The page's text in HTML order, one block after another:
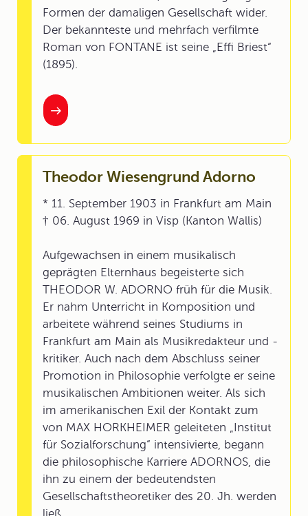
Formen der damaligen Gesellschaft wider.
Der bekannteste und mehrfach verfilmte
Roman von FONTANE ist seine „Effi Briest“
(1895).
Theodor Wiesengrund Adorno
* 11. September 1903 in Frankfurt am Main
† 06. August 1969 in Visp (Kanton Wallis)
Aufgewachsen in einem musikalisch
geprägten Elternhaus begeisterte sich
THEODOR W. ADORNO früh für die Musik.
Er nahm Unterricht in Komposition und
arbeitete während seines Studiums in
Frankfurt am Main als Musikredakteur und -
kritiker. Auch nach dem Abschluss seiner
Promotion in Philosophie verfolgte er seine
musikalischen Ambitionen weiter. Als sich
im amerikanischen Exil der Kontakt zum
von MAX HORKHEIMER geleiteten „Institut
für Sozialforschung“ intensivierte, begann
die philosophische Karriere ADORNOS, die
ihn zu einem der bedeutendsten
Gesellschaftstheoretiker des 20. Jh. werden